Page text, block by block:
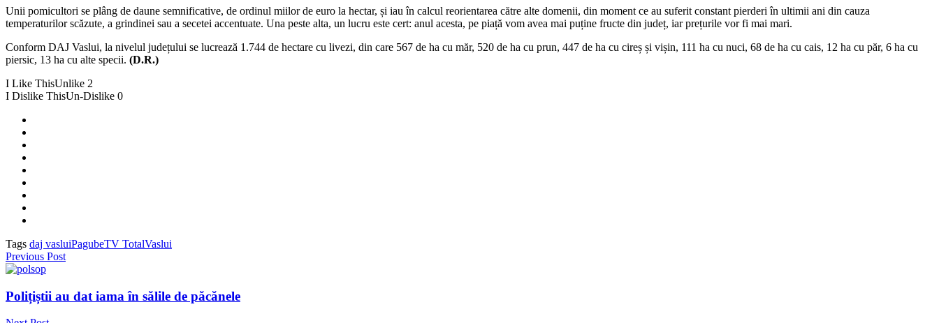
Unii pomicultori se plâng de daune semnificative, de ordinul miilor de euro la hectar, și iau în calcul reorientarea către alte domenii, din moment ce au suferit constant pierderi în ultimii ani din cauza
temperaturilor scăzute, a grindinei sau a secetei accentuate. Una peste alta, un lucru este cert: anul acesta, pe piață vom avea mai puține fructe din județ, iar prețurile vor fi mai mari.
Conform DAJ Vaslui, la nivelul județului se lucrează 1.744 de hectare cu livezi, din care 567 de ha cu măr, 520 de ha cu prun, 447 de ha cu cireș și vișin, 111 ha cu nuci, 68 de ha cu cais, 12 ha cu păr, 6 ha cu
piersic, 13 ha cu alte specii. (D.R.)
I Like ThisUnlike 2
I Dislike ThisUn-Dislike 0
Tags daj vasluiPagubeTV TotalVaslui
Previous Post
Polițiștii au dat iama în sălile de păcănele